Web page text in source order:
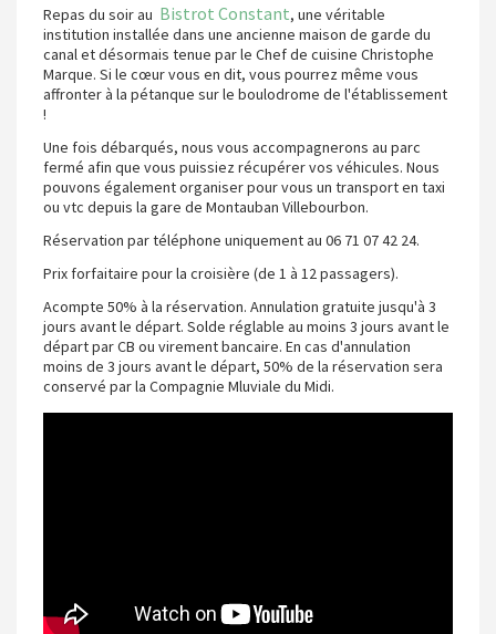
Repas du soir au Bistrot Constant, une véritable
institution installée dans une ancienne maison de garde du
canal et désormais tenue par le Chef de cuisine Christophe
Marque. Si le cœur vous en dit, vous pourrez même vous
affronter à la pétanque sur le boulodrome de l'établissement
!
Une fois débarqués, nous vous accompagnerons au parc
fermé afin que vous puissiez récupérer vos véhicules. Nous
pouvons également organiser pour vous un transport en taxi
ou vtc depuis la gare de Montauban Villebourbon.
Réservation par téléphone uniquement au 06 71 07 42 24.
Prix forfaitaire pour la croisière (de 1 à 12 passagers).
Acompte 50% à la réservation. Annulation gratuite jusqu'à 3
jours avant le départ. Solde réglable au moins 3 jours avant le
départ par CB ou virement bancaire. En cas d'annulation
moins de 3 jours avant le départ, 50% de la réservation sera
conservé par la Compagnie Mluviale du Midi.